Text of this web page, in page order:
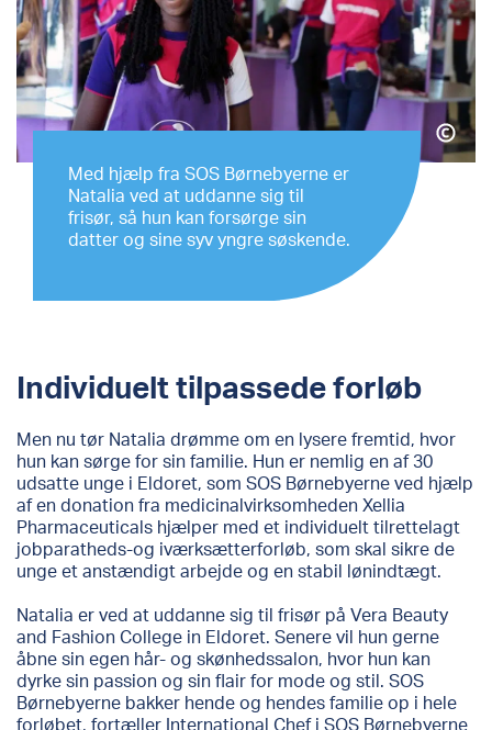
Med hjælp fra SOS Børnebyerne er
Natalia ved at uddanne sig til
frisør, så hun kan forsørge sin
datter og sine syv yngre søskende.
Individuelt tilpassede forløb
Men nu tør Natalia drømme om en lysere fremtid, hvor
hun kan sørge for sin familie. Hun er nemlig en af 30
udsatte unge i Eldoret, som SOS Børnebyerne ved hjælp
af en donation fra medicinalvirksomheden Xellia
Pharmaceuticals hjælper med et individuelt tilrettelagt
jobparatheds-og iværksætterforløb, som skal sikre de
unge et anstændigt arbejde og en stabil lønindtægt.
Natalia er ved at uddanne sig til frisør på Vera Beauty
and Fashion College in Eldoret. Senere vil hun gerne
åbne sin egen hår- og skønhedssalon, hvor hun kan
dyrke sin passion og sin flair for mode og stil. SOS
Børnebyerne bakker hende og hendes familie op i hele
forløbet, fortæller International Chef i SOS Børnebyerne